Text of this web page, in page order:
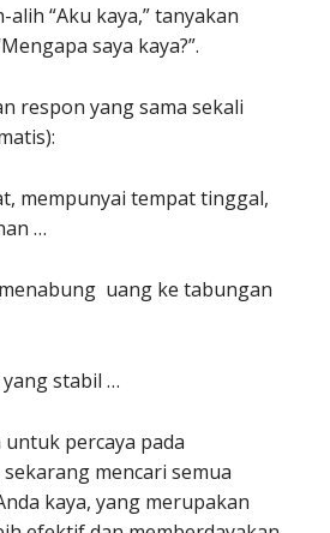
“Aku kaya,” tanyakan
saya kaya?”.
respon yang sama sekali
mempunyai tempat tinggal,
…
uang ke tabungan
stabil …
percaya pada
mencari semua
kaya, yang merupakan